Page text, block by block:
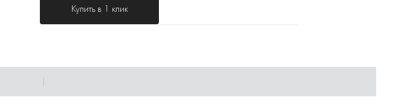
Купить в 1 клик